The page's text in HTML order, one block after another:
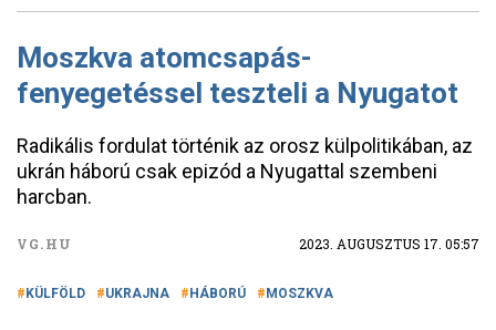
Moszkva atomcsapás-
fenyegetéssel teszteli a Nyugatot
Radikális fordulat történik az orosz külpolitikában, az
ukrán háború csak epizód a Nyugattal szembeni
harcban.
VG.HU 2023. AUGUSZTUS 17. 05:57
KÜLFÖLD UKRAJNA HÁBORÚ MOSZKVA